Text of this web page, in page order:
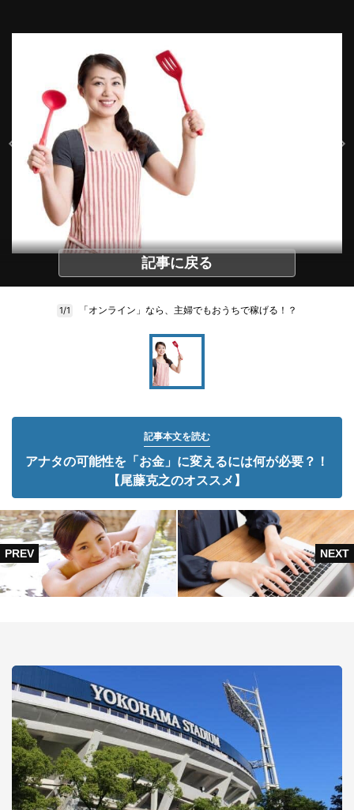
記事に戻る
1/1 「オンライン」なら、主婦でもおうちで稼げる！？
記事本文を読む
アナタの可能性を「お金」に変えるには何が必要？！
【尾藤克之のオススメ】